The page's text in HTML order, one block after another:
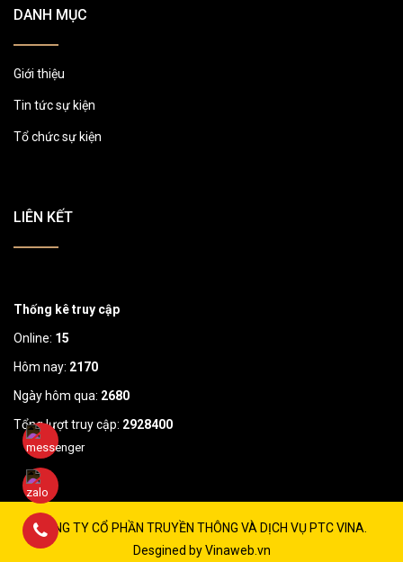
DANH MỤC
Giới thiệu
Tin tức sự kiện
Tổ chức sự kiện
LIÊN KẾT
Thống kê truy cập
Online: 15
Hôm nay: 2170
Ngày hôm qua: 2680
Tổng lượt truy cập: 2928400
CÔNG TY CỔ PHẦN TRUYỀN THÔNG VÀ DỊCH VỤ PTC VINA.
Desgined by Vinaweb.vn